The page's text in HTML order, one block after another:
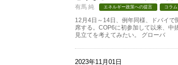
有馬 純 エネルギー政策への提言 コラム
12月4日～14日、例年同様、ドバイで
席する。COP6に初参加して以来、中
見立てを考えてみたい。 グローバ
2023年11月01日